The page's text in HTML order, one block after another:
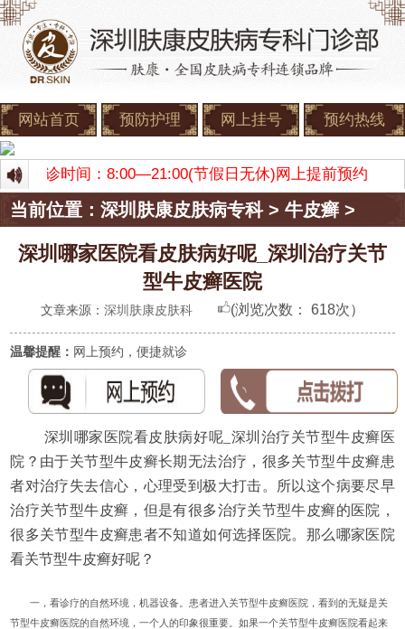
网站首页 预防护理 网上挂号 预约热线
康 门诊时间：8:00—21:00(节假日无休)网上提前预约，免
当前位置：深圳肤康皮肤病专科>牛皮癣 >
深圳哪家医院看皮肤病好呢_深圳治疗关节
型牛皮癣医院
文章来源： 深圳肤康皮肤科 (浏览次数： 618次）
温馨提醒： 网上预约，便捷就诊
深圳哪家医院看皮肤病好呢_深圳治疗关节型牛皮癣医
院？由于关节型牛皮癣长期无法治疗，很多关节型牛皮癣患
者对治疗失去信心，心理受到极大打击。所以这个病要尽早
治疗关节型牛皮癣，但是有很多治疗关节型牛皮癣的医院，
很多关节型牛皮癣患者不知道如何选择医院。那么哪家医院
看关节型牛皮癣好呢？
一，看诊疗的自然环境，机器设备。患者进入关节型牛皮癣医院，看到的无疑是关
节型牛皮癣医院的自然环境，一个人的印象很重要。如果一个关节型牛皮癣医院看起来